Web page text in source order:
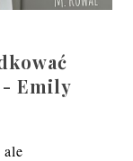
- Emily